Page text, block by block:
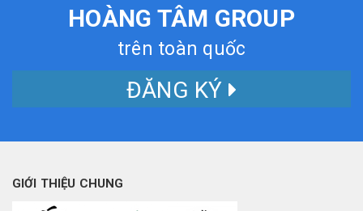
HOÀNG TÂM GROUP
trên toàn quốc
ĐĂNG KÝ
GIỚI THIỆU CHUNG